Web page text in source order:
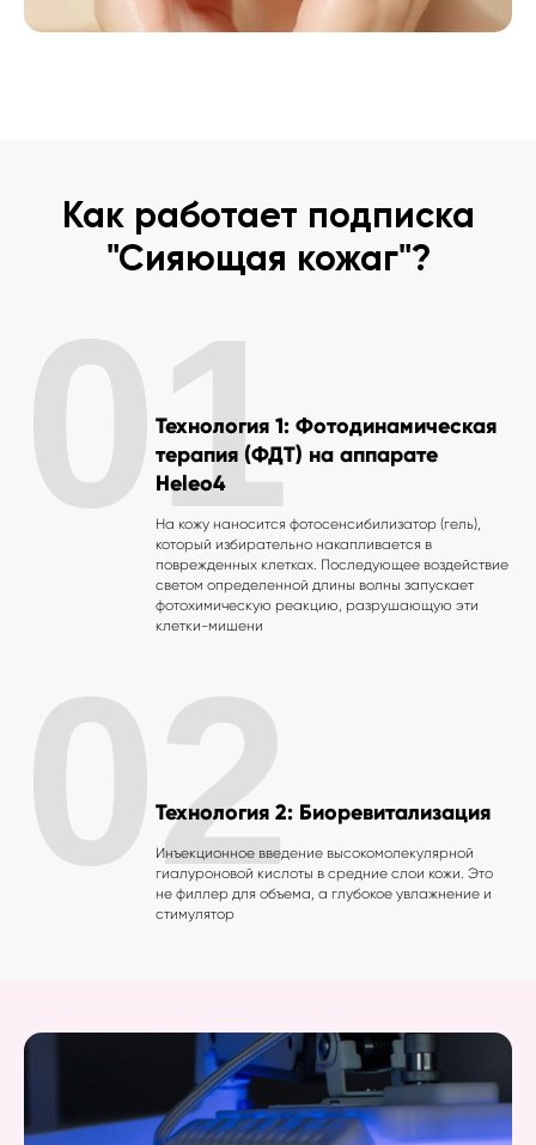
Как работает подписка
"Сияющая кожаг"?
Технология 1: Фотодинамическая
терапия (ФДТ) на аппарате
Heleo4
На кожу наносится фотосенсибилизатор (гель),
который избирательно накапливается в
поврежденных клетках. Последующее воздействие
светом определенной длины волны запускает
фотохимическую реакцию, разрушающую эти
клетки-мишени
01
Технология 2: Биоревитализация
Инъекционное введение высокомолекулярной
гиалуроновой кислоты в средние слои кожи. Это
не филлер для объема, а глубокое увлажнение и
стимулятор
02